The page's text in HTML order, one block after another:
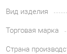
Вид изделия
Торговая марка
Страна